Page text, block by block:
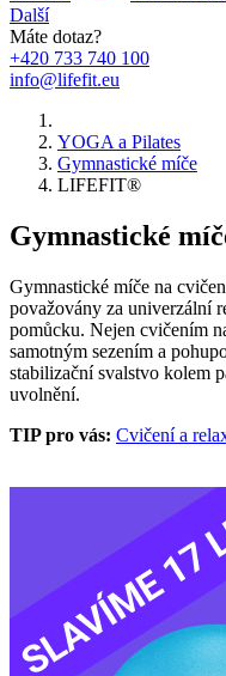
Další
Máte dotaz?
+420 733 740 100
info@lifefit.eu
YOGA a Pilates
Gymnastické míče
LIFEFIT®
Gymnastické
Gymnastické míče na
považovány za univerzální
pomůcku. Nejen cvičením
samotným sezením a
stabilizační svalstvo kolem
uvolnění.
TIP pro vás: Cvičení a